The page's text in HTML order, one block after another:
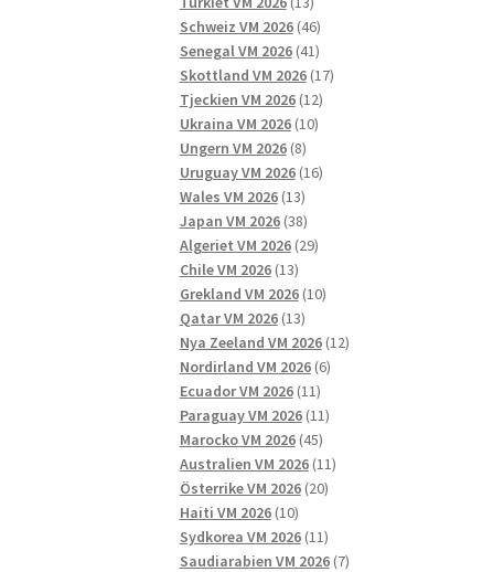
produkter
Schweiz VM 2026 4646
produkter
Senegal VM 2026 4141
produkter
Skottland VM 2026 1717
Tjeckien VM 2026 1212
produkter
Ukraina VM 2026 1010
Ungern VM 2026 88
produkter
Uruguay VM 2026 1616
Wales VM 2026 1313
produkter
Japan VM 2026 3838
produkter
Algeriet VM 2026 2929
Chile VM 2026 1313
produkter
Grekland VM 2026 1010
Qatar VM 2026 1313
produkter
Nya Zeeland VM 2026 1212
Nordirland VM 2026 66
Ecuador VM 2026 1111
produkter
Paraguay VM 2026 1111
Marocko VM 2026 4545
produkter
Australien VM 2026 1111
Österrike VM 2026 2020
Haiti VM 2026 1010
produkter
Sydkorea VM 2026 1111
produkter
Saudiarabien VM 2026 77